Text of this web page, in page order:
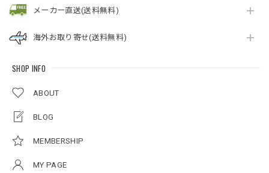
メーカー直送(送料無料)
海外お取り寄せ(送料無料)
SHOP INFO
ABOUT
BLOG
MEMBERSHIP
MY PAGE